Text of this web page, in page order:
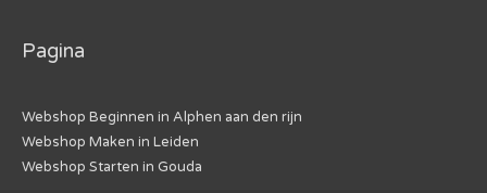
Pagina
Webshop Beginnen in Alphen aan den rijn
Webshop Maken in Leiden
Webshop Starten in Gouda